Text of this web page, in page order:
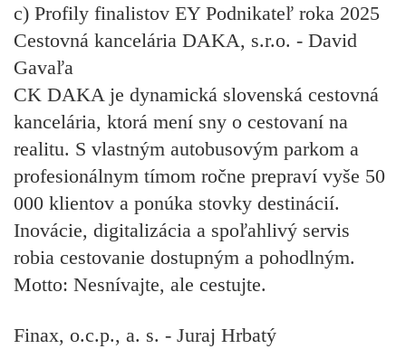
c) Profily finalistov EY Podnikateľ roka 2025
Cestovná kancelária DAKA, s.r.o. - David
Gavaľa
CK DAKA je dynamická slovenská cestovná
kancelária, ktorá mení sny o cestovaní na
realitu. S vlastným autobusovým parkom a
profesionálnym tímom ročne prepraví vyše 50
000 klientov a ponúka stovky destinácií.
Inovácie, digitalizácia a spoľahlivý servis
robia cestovanie dostupným a pohodlným.
Motto: Nesnívajte, ale cestujte.
Finax, o.c.p., a. s. - Juraj Hrbatý